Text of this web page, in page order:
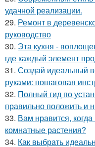
удачной реализации.
29. Ремонт в
руководство
30. Эта кухня -
где каждый элемент
31. Создай идеальный
руками: пошаговая
32. Полный гид по
правильно положить и
33. Вам нравится,
комнатные растения?
34. Как выбрать